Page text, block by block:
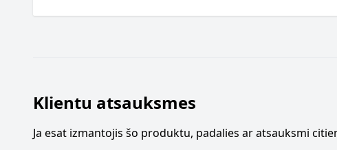
Klientu atsauksmes
Ja esat izmantojis šo produktu, padalies ar atsauksmi